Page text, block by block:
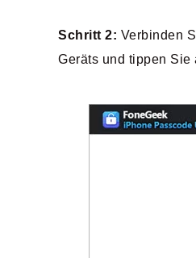
Schritt 2: Verbinden
Geräts und tippen Sie